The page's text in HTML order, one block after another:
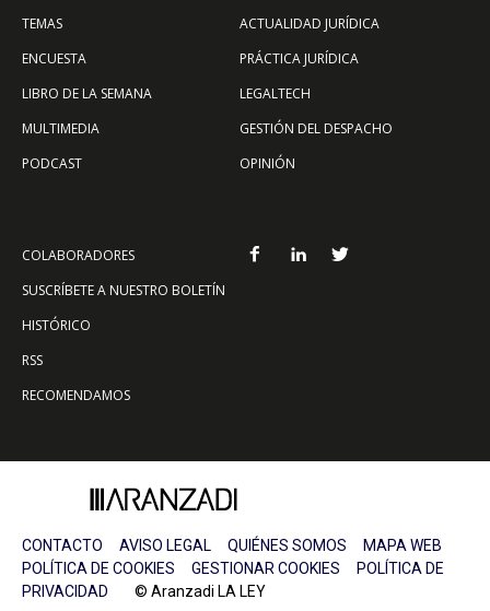
TEMAS
ENCUESTA
LIBRO DE LA SEMANA
MULTIMEDIA
PODCAST
ACTUALIDAD JURÍDICA
PRÁCTICA JURÍDICA
LEGALTECH
GESTIÓN DEL DESPACHO
OPINIÓN
COLABORADORES
SUSCRÍBETE A NUESTRO BOLETÍN
HISTÓRICO
RSS
RECOMENDAMOS
CONTACTO AVISO LEGAL QUIÉNES SOMOS
MAPA WEB
POLÍTICA DE COOKIES
GESTIONAR COOKIES
POLÍTICA DE
PRIVACIDAD © Aranzadi LA LEY